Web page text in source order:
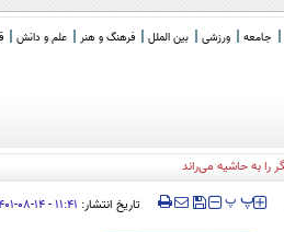
جامعه ورزشی بین الملل فرهنگ و هنر علم و دانش
‍‍‍ پپ تاریخ انتشار: ۱۱:۴۱ - ۱۴-۰۸-۱۴۰۱